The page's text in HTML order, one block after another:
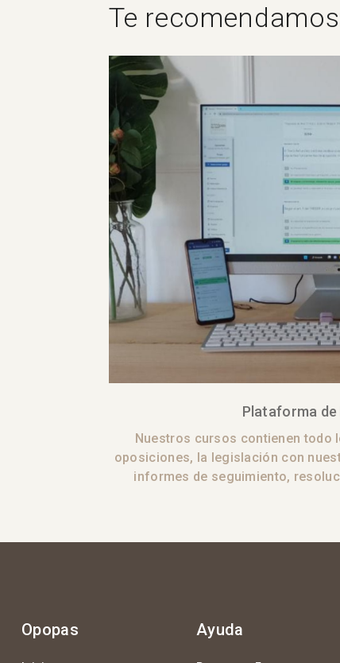
Te
Plataforma
Nuestros cursos contienen todo
oposiciones, la legislación con
informes de seguimiento,
Opopas Ayuda